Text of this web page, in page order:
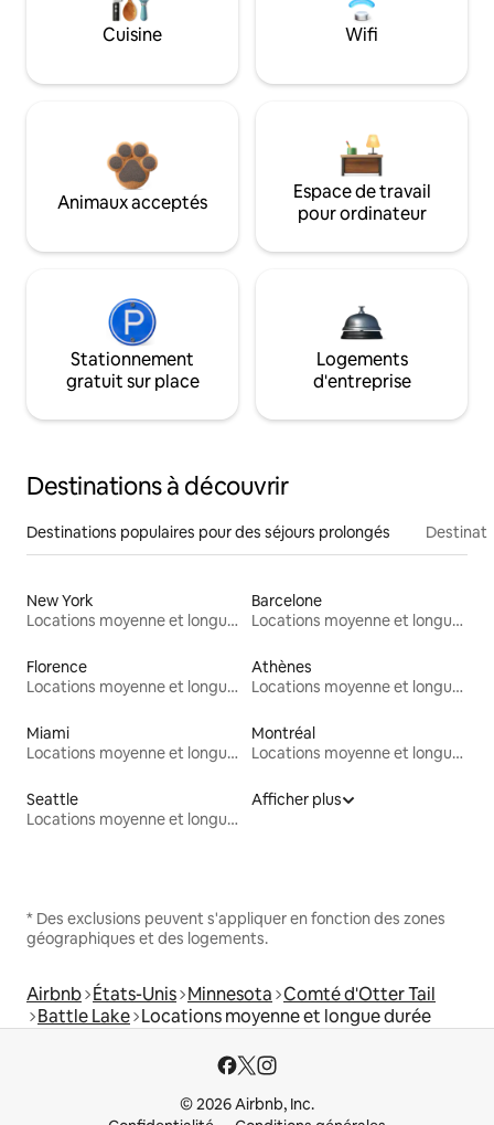
Cuisine Wifi
Animaux acceptés
Espace de travail
pour ordinateur
Stationnement
gratuit sur place
Logements
d'entreprise
Destinations à découvrir
Destinations populaires pour des séjours prolongés
New York
Locations moyenne et longue durée
Barcelone
Locations moyenne et longue durée
Florence
Locations moyenne et longue durée
Athènes
Locations moyenne et longue durée
Miami
Locations moyenne et longue durée
Montréal
Locations moyenne et longue durée
Seattle
Locations moyenne et longue durée
Afficher plus
* Des exclusions peuvent s'appliquer en fonction des zones
géographiques et des logements.
Airbnb États-Unis Minnesota Comté d'Otter Tail
Battle Lake Locations moyenne et longue durée
© 2026 Airbnb, Inc.